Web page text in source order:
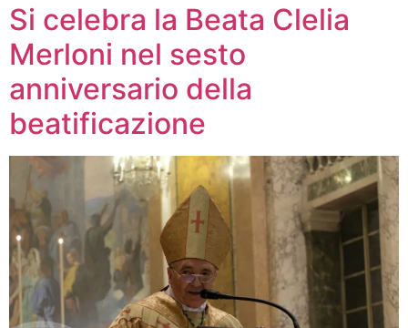
Si celebra la Beata Clelia
Merloni nel sesto
anniversario della
beatificazione